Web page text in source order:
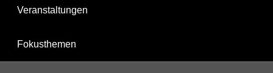
Veranstaltungen
Fokusthemen